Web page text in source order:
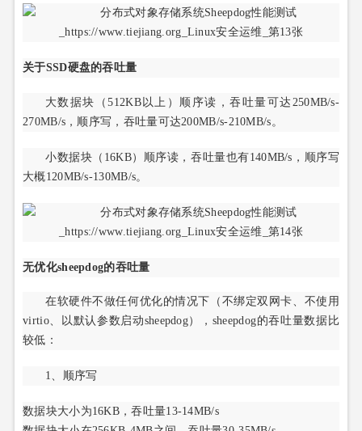
关于SSD硬盘的吞吐量
大数据块（512KB以上）顺序读，吞吐量可达250MB/s-
270MB/s，顺序写，吞吐量可达200MB/s-210MB/s。
小数据块（16KB）顺序读，吞吐量也有140MB/s，顺序写
大概120MB/s-130MB/s。
无优化sheepdog的吞吐量
在软硬件不做任何优化的情况下（不绑定双网卡、不使用
virtio、以默认参数启动sheepdog），sheepdog的吞吐量数据比
较低：
1、顺序写
数据块大小为16KB，吞吐量13-14MB/s